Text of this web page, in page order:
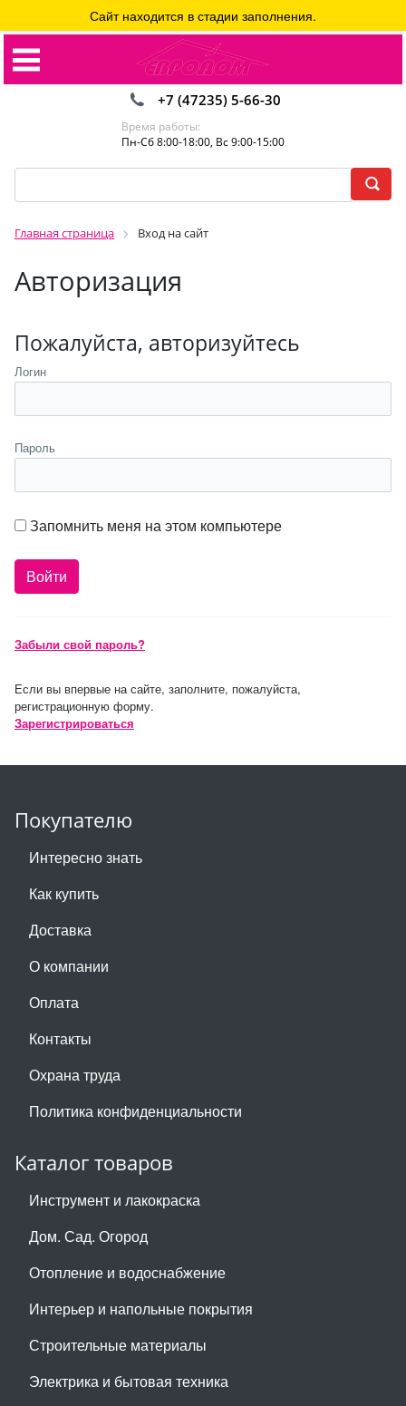
+7 (47235) 5-66-30
Время работы:
Пн-Сб 8:00-18:00, Вс 9:00-15:00
Главная страница Вход на сайт
Авторизация
Сайт находится в стадии заполнения.
Пожалуйста, авторизуйтесь
Логин
Пароль
Запомнить меня на этом компьютере
Забыли свой пароль?
Если вы впервые на сайте, заполните, пожалуйста,
регистрационную форму.
Зарегистрироваться
Покупателю
Интересно знать
Как купить
Доставка
О компании
Оплата
Контакты
Охрана труда
Политика конфиденциальности
Каталог товаров
Инструмент и лакокраска
Дом. Сад. Огород
Отопление и водоснабжение
Интерьер и напольные покрытия
Строительные материалы
Электрика и бытовая техника